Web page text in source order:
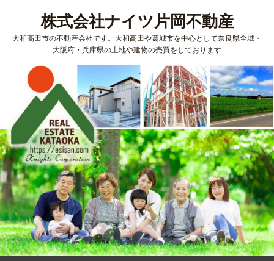
株式会社ナイツ片岡不動産
大和高田市の不動産会社です。大和高田や葛城市を中心として奈良県全域・
大阪府・兵庫県の土地や建物の売買をしております